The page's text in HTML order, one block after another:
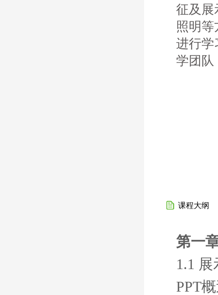
征及展
照明
进行学
学团队
课程大纲
第一
1.1
PPT